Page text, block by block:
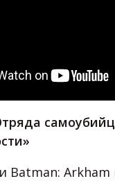
Batman: Arkham